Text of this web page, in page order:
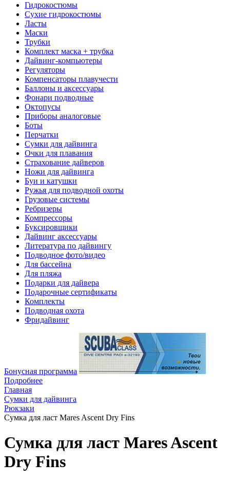
Гидрокостюмы
Сухие гидрокостюмы
Ласты
Маски
Трубки
Комплект маска + трубка
Дайвинг-компьютеры
Регуляторы
Компенсаторы плавучести
Баллоны и аксессуары
Фонари подводные
Октопусы
Приборы аналоговые
Боты
Перчатки
Сумки для дайвинга
Очки для плавания
Страхование дайверов
Ножи для дайвинга
Буи и катушки
Ружья для подводной охоты
Грузовые системы
Ребризеры
Компрессоры
Буксировщики
Дайвинг аксессуары
Литература по дайвингу
Подводное фото/видео
Для бассейна
Для пляжа
Подарки для дайвера
Подарочные сертификаты
Комплекты
Подводная охота
Фридайвинг
Бонусная программа
Подробнее
Главная
Сумки для дайвинга
Рюкзаки
Сумка для ласт Mares Ascent Dry Fins
Сумка для ласт Mares Ascent
Dry Fins